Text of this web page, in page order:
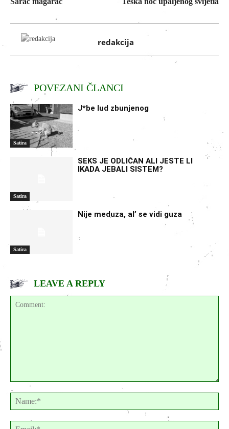
redakcija
POVEZANI ČLANCI
Satira
J*be lud zbunjenog
Satira
SEKS JE ODLIČAN ALI JESTE LI
IKADA JEBALI SISTEM?
Satira
Nije meduza, al’ se vidi guza
LEAVE A REPLY
Comment: